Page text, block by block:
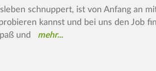
schnuppert, ist von Anfang an
kannst und bei uns den Job
und